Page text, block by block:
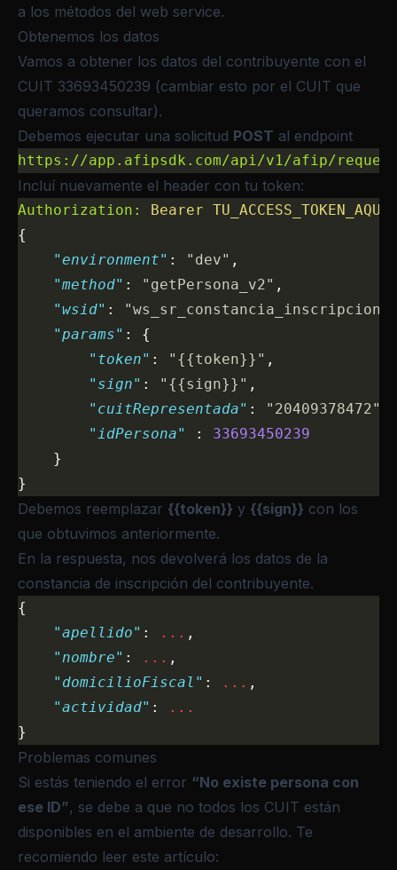
a los métodos del web service.
Obtenemos los datos
Vamos a obtener los datos del contribuyente con el
CUIT 33693450239 (cambiar esto por el CUIT que
queramos consultar).
Debemos ejecutar una solicitud POST al endpoint
https://app.afipsdk.com/api/v1/afip/
Incluí nuevamente el header con tu token:
Authorization: Bearer TU_ACCESS_TOKEN_AQUI
{
    "environment"
: "dev" ,
    "method"
: "getPersona_v2" ,
    "wsid"
: "ws_sr_constancia_inscripcion"
    "params"
: {
        "token"
: "{{token}}" ,
        "sign"
: "{{sign}}" ,
        "cuitRepresentada"
: "20409378472"
        "idPersona"
: 33693450239
    }
}
Debemos reemplazar {{token}} y {{sign}} con los
que obtuvimos anteriormente.
En la respuesta, nos devolverá los datos de la
constancia de inscripción del contribuyente.
{
    "apellido"
: ... ,
    "nombre"
: ... ,
    "domicilioFiscal"
: ... ,
    "actividad"
:
...
}
Problemas comunes
Si estás teniendo el error “No existe persona con
ese ID”, se debe a que no todos los CUIT están
disponibles en el ambiente de desarrollo. Te
recomiendo leer este artículo: